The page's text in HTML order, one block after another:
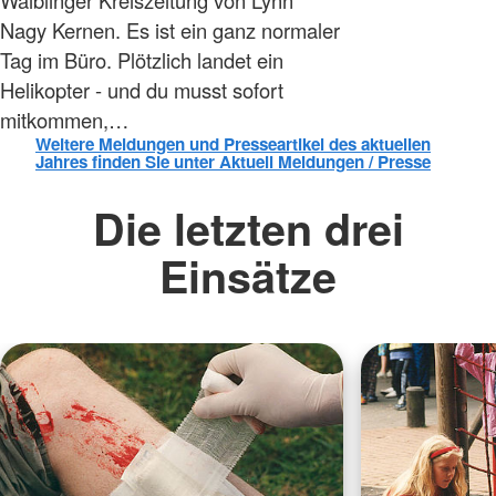
Nagy Kernen. Es ist ein ganz normaler
Tag im Büro. Plötzlich landet ein
Helikopter - und du musst sofort
mitkommen,…
Weitere Meldungen und Presseartikel des aktuellen
Jahres finden Sie unter Aktuell Meldungen / Presse
Die letzten drei
Einsätze